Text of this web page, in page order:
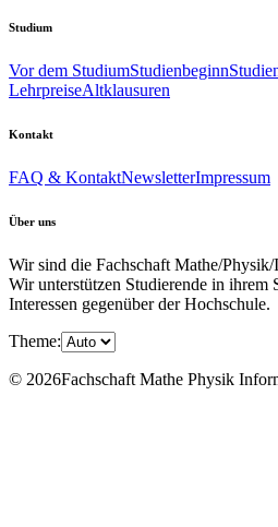
Studium
Vor dem StudiumStudienbeginn
LehrpreiseAltklausuren
Kontakt
FAQ & KontaktNewsletterImpressum
Über uns
Wir sind die Fachschaft Mathe/
Wir unterstützen Studierende in ihrem
Interessen gegenüber der Hochschule.
Theme:
© 2026Fachschaft Mathe Physik